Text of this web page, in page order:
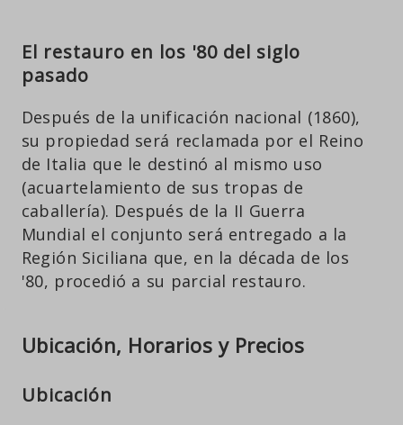
El restauro en los '80 del siglo
pasado
Después de la unificación nacional (1860),
su propiedad será reclamada por el Reino
de Italia que le destinó al mismo uso
(acuartelamiento de sus tropas de
caballería). Después de la II Guerra
Mundial el conjunto será entregado a la
Región Siciliana que, en la década de los
'80, procedió a su parcial restauro.
Ubicación, Horarios y Precios
Ubicación